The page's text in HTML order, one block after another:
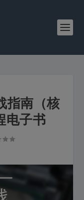
指南（核
电子书